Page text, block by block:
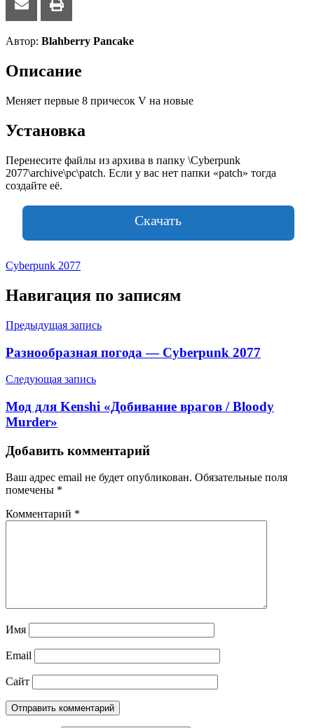
Автор: Blahberry Pancake
Описание
Меняет первые 8 причесок V на новые
Установка
Перенесите файлы из архива в папку \Cyberpunk
2077\archive\pc\patch. Если у вас нет папки «patch» тогда
создайте её.
Скачать
Cyberpunk 2077
Навигация по записям
Предыдущая запись
Разнообразная погода — Cyberpunk 2077
Следующая запись
Мод для Kenshi «Добивание врагов / Bloody
Murder»
Добавить комментарий
Ваш адрес email не будет опубликован. Обязательные поля
помечены *
Комментарий *
Имя
Email
Сайт